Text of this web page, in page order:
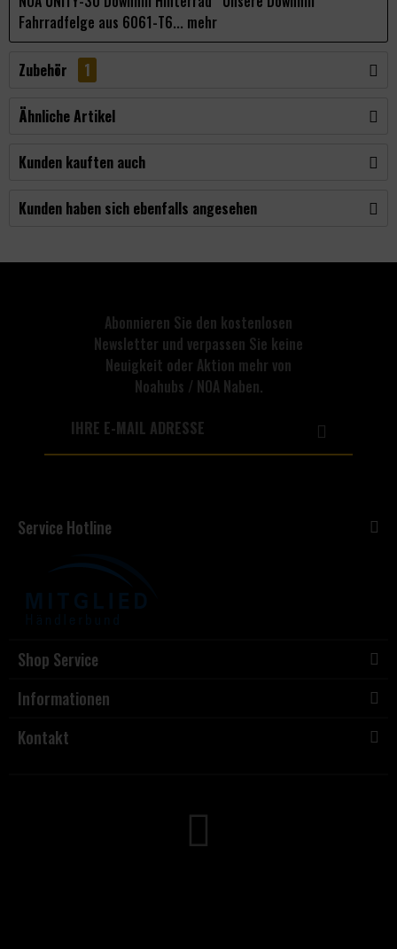
Fahrradfelge aus 6061-T6... mehr
Zubehör 1
Ähnliche Artikel
Kunden kauften auch
Kunden haben sich ebenfalls angesehen
Abonnieren Sie den kostenlosen
Newsletter und verpassen Sie keine
Neuigkeit oder Aktion mehr von
Noahubs / NOA Naben.
Service Hotline
Shop Service
Informationen
Kontakt